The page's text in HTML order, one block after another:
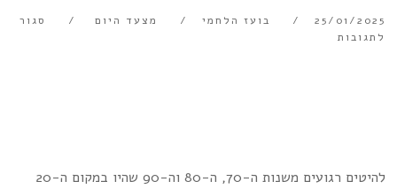
25/01/2025 בועז הלחמי מצעד היום
סגור
לתגובות
להיטים רגועים משנות ה-70, ה-80 וה-90 שהיו במקום ה-20